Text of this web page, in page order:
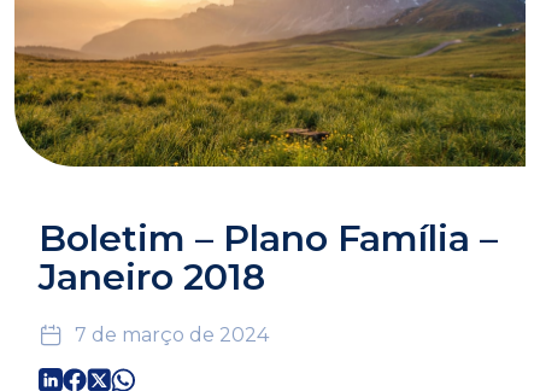
Boletim – Plano Família –
Janeiro 2018
7 de março de 2024